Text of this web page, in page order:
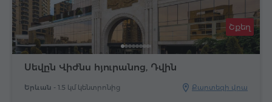
Սեվըն Վիժնս հյուրանոց, Դվին
Երևան - 1.5 կմ կենտրոնից Քարտեզի վրա
Շքեղ